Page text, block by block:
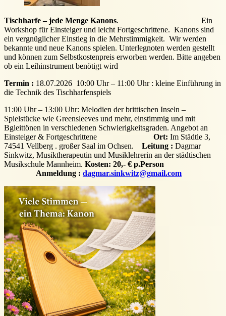
Tischharfe – jede Menge Kanons. Ein
Workshop für Einsteiger und leicht Fortgeschrittene. Kanons sind
ein vergnüglicher Einstieg in die Mehrstimmigkeit. Wir werden
bekannte und neue Kanons spielen. Unterlegnoten werden gestellt
und können zum Selbstkostenpreis erworben werden. Bitte angeben
ob ein Leihinstrument benötigt wird
Termin : 18.07.2026 10:00 Uhr – 11:00 Uhr : kleine Einführung in
die Technik des Tischharfenspiels
11:00 Uhr – 13:00 Uhr: Melodien der brittischen Inseln –
Spielstücke wie Greensleeves und mehr, einstimmig und mit
Bgleittönen in verschiedenen Schwierigkeitsgraden. Angebot an
Einsteiger & Fortgeschrittene Ort: Im Städtle 3,
74541 Vellberg . großer Saal im Ochsen. Leitung : Dagmar
Sinkwitz, Musiktherapeutin und Musiklehrerin an der städtischen
Musikschule Mannheim. Kosten: 20,- € p.Person
Anmeldung : dagmar.sinkwitz@gmail.com